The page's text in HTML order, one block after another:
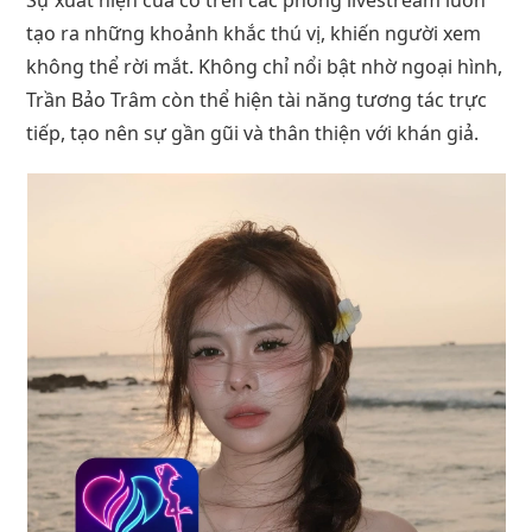
tạo ra những khoảnh khắc thú vị, khiến người xem
không thể rời mắt. Không chỉ nổi bật nhờ ngoại hình,
Trần Bảo Trâm còn thể hiện tài năng tương tác trực
tiếp, tạo nên sự gần gũi và thân thiện với khán giả.